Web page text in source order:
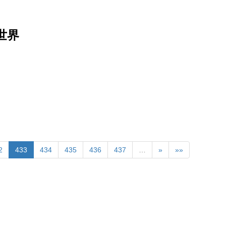
界
433 434 435 436 437 … » »»